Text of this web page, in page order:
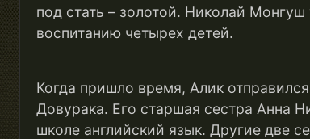
под стать – золотой. Николай
воспитанию четырех детей.
Когда пришло время, Алик
Довурака. Его старшая сестра Анна
школе английский язык. Другие две